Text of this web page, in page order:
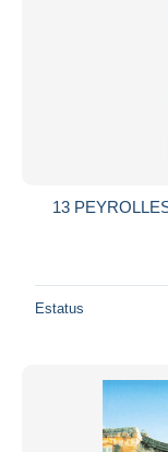
13
Estatus